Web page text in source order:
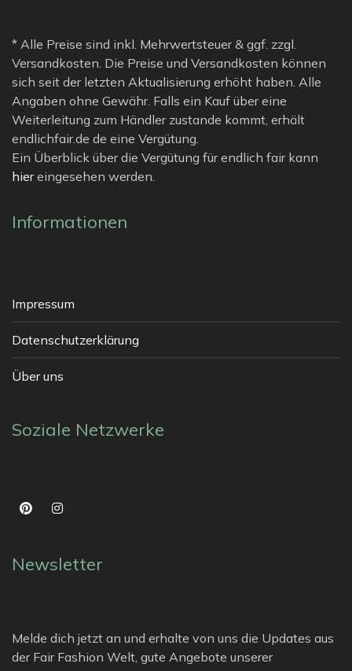
* Alle Preise sind inkl. Mehrwertsteuer & ggf. zzgl.
Versandkosten. Die Preise und Versandkosten können
sich seit der letzten Aktualisierung erhöht haben. Alle
Angaben ohne Gewähr. Falls ein Kauf über eine
Weiterleitung zum Händler zustande kommt, erhält
endlichfair.de de eine Vergütung.
Ein Überblick über die Vergütung für endlich fair kann
hiereingesehen werden.
Informationen
Impressum
Datenschutzerklärung
Über uns
Soziale Netzwerke
Newsletter
Melde dich jetzt an und erhalte von uns die Updates aus
der Fair Fashion Welt, gute Angebote unserer